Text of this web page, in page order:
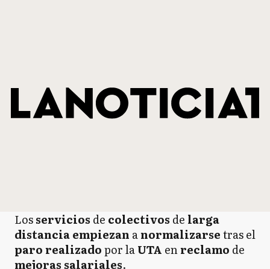
Losservicios de colectivos de larga
distancia empiezan anormalizarsetras el
paro realizadopor laUTA enreclamo de
mejoras salariales.